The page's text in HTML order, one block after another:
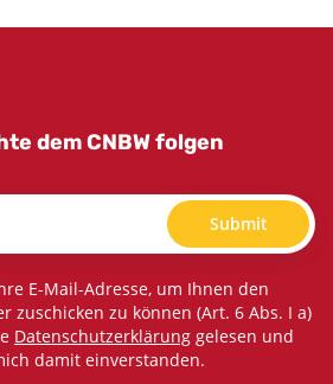
dem CNBW folgen
Submit
E-Mail-Adresse, um Ihnen den
zuschicken zu können (Art. 6 Abs. I a)
Datenschutzerklärung gelesen und
damit einverstanden.